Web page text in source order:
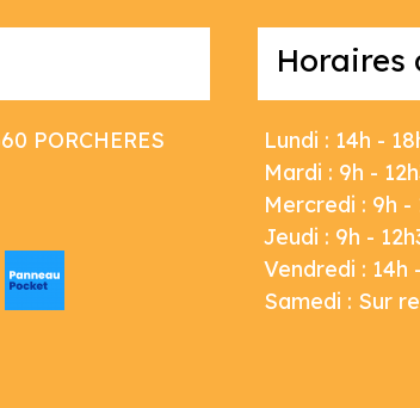
PORCHERES
Horaires
Lundi : 14h -
Mardi : 9h -
Mercredi : 9h -
Jeudi : 9h -
Vendredi : 14h
Samedi : Sur